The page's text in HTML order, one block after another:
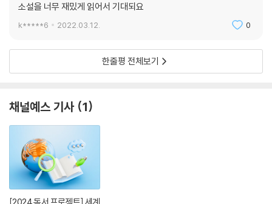
좀 했어도 우울증은 치유됐을 것.”이라며 냉소를 하기도 했던 다자이 오사
무의 ‘자기 연민’은 오늘날 우리가 자신하는 단단한 자아상의 다른 얼굴이
모습을 스스럼없이 드러내는 다자이 오사무의 주옥같은 문장들은 왜 그가
여전히 ‘읽히는 작가’인지 설명해 주고 있다.
■ 표지 이야기
정중원 작가의 하이퍼리얼리즘 초상화로 연출한 ‘디 에센셜’ 시리즈
‘디 에센셜’ 시리즈는 사진이 아닌 하이퍼리얼리즘 초상화를 통해 고전 작
가의 현대적 재현을 시도했다. 일례로 ‘버지니아 울프’는 성숙한 외모의 초
상화와 강렬한 붉은색의 조합을 통해 도전적인 프로페셔널의 면모를 강조
했으며, ‘다자이 오사무’는 여린 가짓빛에 먼 곳을 바라보는 작가의 시선을
소설을 너무 재밌게 읽어서 기대되요
k*****6 2022.03.12. 0
한줄평 전체보기
채널예스 기사 1